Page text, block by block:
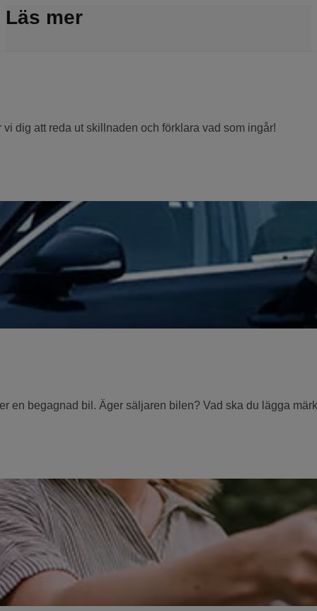
Läs mer
dig att reda ut skillnaden och förklara vad som ingår!
en begagnad bil. Äger säljaren bilen? Vad ska du lägga